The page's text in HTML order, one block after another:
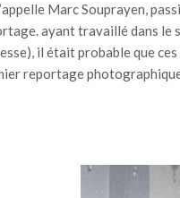
Marc Souprayen,
ayant travaillé dans le
il était probable que
reportage